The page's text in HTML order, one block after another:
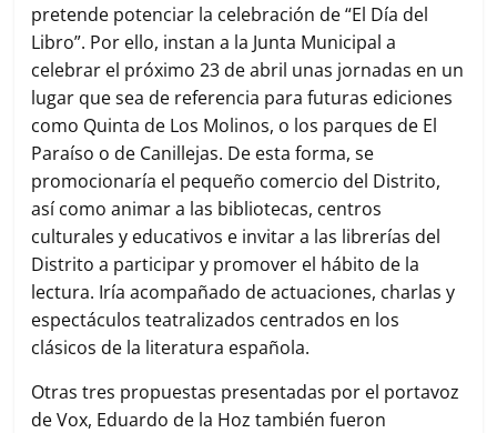
pretende potenciar la celebración de “El Día del
Libro”. Por ello, instan a la Junta Municipal a
celebrar el próximo 23 de abril unas jornadas en un
lugar que sea de referencia para futuras ediciones
como Quinta de Los Molinos, o los parques de El
Paraíso o de Canillejas. De esta forma, se
promocionaría el pequeño comercio del Distrito,
así como animar a las bibliotecas, centros
culturales y educativos e invitar a las librerías del
Distrito a participar y promover el hábito de la
lectura. Iría acompañado de actuaciones, charlas y
espectáculos teatralizados centrados en los
clásicos de la literatura española.
Otras tres propuestas presentadas por el portavoz
de Vox, Eduardo de la Hoz también fueron